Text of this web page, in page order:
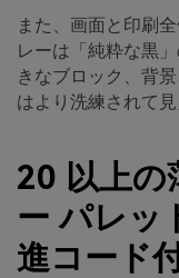
また、画面と印刷
レーは「純粋な黒
きなブロック、背
はより洗練されて
20 以上の
ー パレッ
進コード